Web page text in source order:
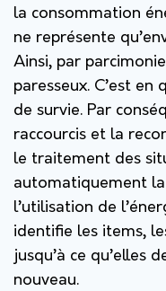
la consommation
ne représente
Ainsi, par
paresseux. C’est
de survie. Par
raccourcis et la
le traitement des
automatiquement
l’utilisation de
identifie les items,
jusqu’à ce qu’elles
nouveau.